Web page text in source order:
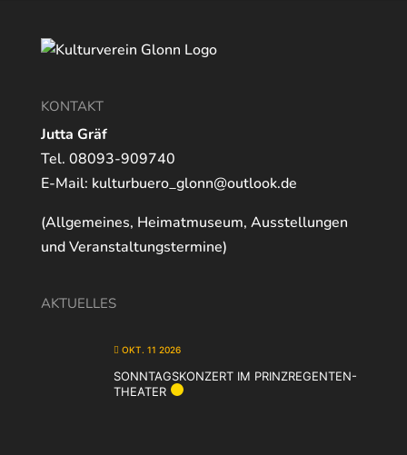
KONTAKT
Jutta Gräf
Tel. 08093-909740
E-Mail: kulturbuero_glonn@outlook.de
(Allgemeines, Heimatmuseum, Ausstellungen
und Veranstaltungstermine)
AKTUELLES
OKT. 11 2026
SONNTAGSKONZERT IM PRINZREGENTEN-
THEATER